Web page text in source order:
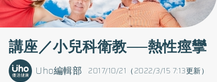
講座／小兒科衛教──熱性痙攣
2017/10/21（2022/3/15 7:13更新）
Uho編輯部